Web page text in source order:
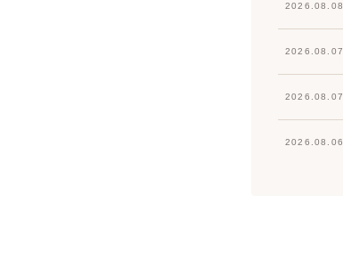
2026.08.08
2026.08.07
2026.08.07
2026.08.06